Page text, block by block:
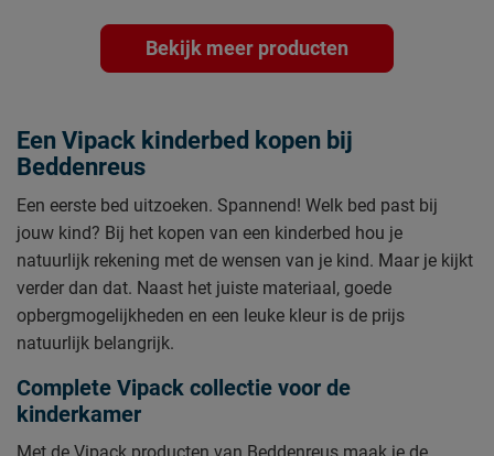
Bekijk meer producten
Een Vipack kinderbed kopen bij
Beddenreus
Een eerste bed uitzoeken. Spannend! Welk bed past bij
jouw kind? Bij het kopen van een kinderbed hou je
natuurlijk rekening met de wensen van je kind. Maar je kijkt
verder dan dat. Naast het juiste materiaal, goede
opbergmogelijkheden en een leuke kleur is de prijs
natuurlijk belangrijk.
Complete Vipack collectie voor de
kinderkamer